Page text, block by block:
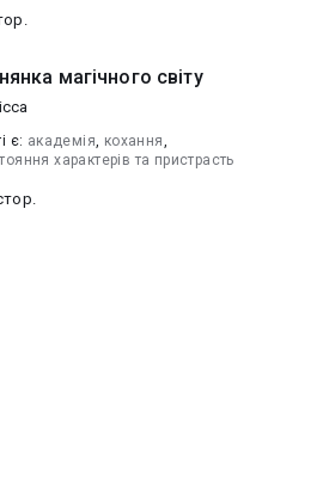
магічного світу
є: академія, кохання,
характерів та пристрасть